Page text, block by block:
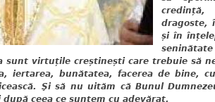
dragoste,
și în
sunt virtuțile creștinești care trebuie să
iertarea, bunătatea, facerea de bine,
Şi să nu uităm că Bunul
ceea ce suntem cu adevărat.